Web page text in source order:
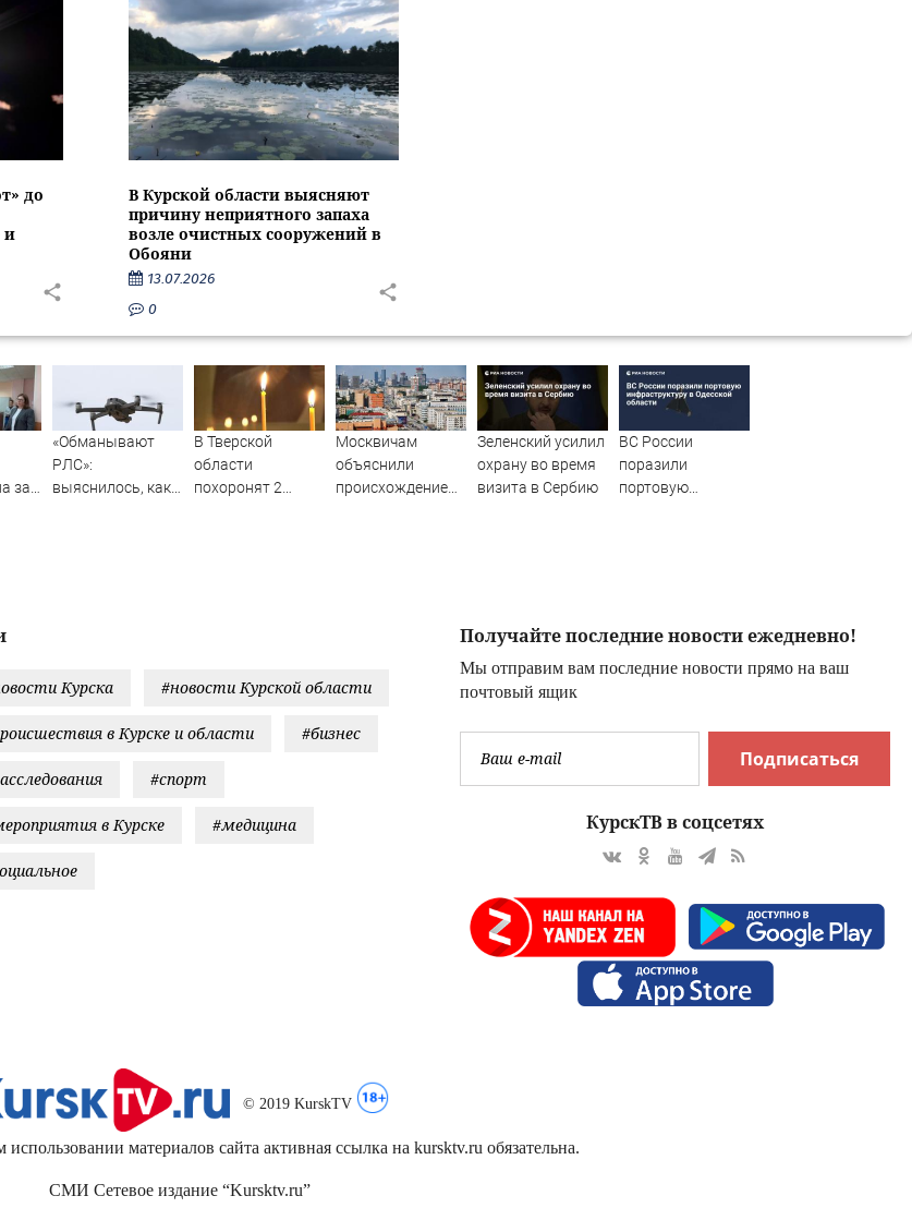
до
и
В Курской области выясняют
причину неприятного запаха
возле очистных сооружений в
Обояни
13.07.2026
0
за
«Обманывают
РЛС»:
выяснилось, как
В Тверской
области
похоронят 2
Москвичам
объяснили
происхождение
Зеленский усилил
охрану во время
визита в Сербию
ВС России
поразили
портовую
Получайте последние новости ежедневно!
Мы отправим вам последние новости прямо на ваш
почтовый ящик
Подписаться
КурскТВ в соцсетях
Курска #новости Курской области
в Курске и области #бизнес
#спорт
в Курске #медицина
© 2019 KurskTV
материалов сайта активная ссылка на kursktv.ru обязательна.
СМИ Сетевое издание “Kursktv.ru”